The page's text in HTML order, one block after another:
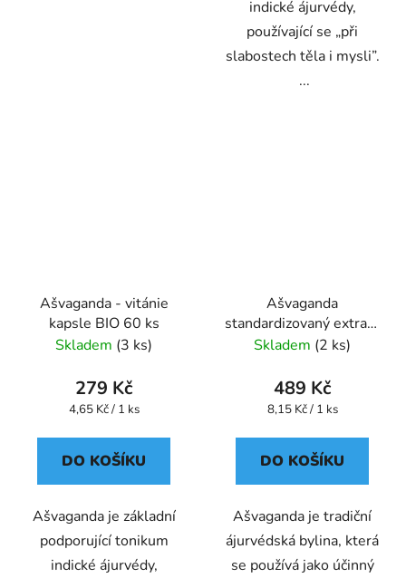
indické ájurvédy,
používající se „při
slabostech těla i mysli”.
...
Ašvaganda - vitánie
kapsle BIO 60 ks
Skladem (3 ks)
279 Kč
Měrná
4,65 Kč / 1 ks
DO KOŠÍKU
Ašvaganda je základní
podporující tonikum
indické ájurvédy,
Ašvaganda
standardizovaný extrakt
kapsle 60 ks
Skladem (2 ks)
489 Kč
Měrná
8,15 Kč / 1 ks
DO KOŠÍKU
Ašvaganda je tradiční
ájurvédská bylina, která
se používá jako účinný